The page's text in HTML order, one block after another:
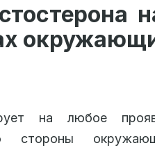
на любое
стороны